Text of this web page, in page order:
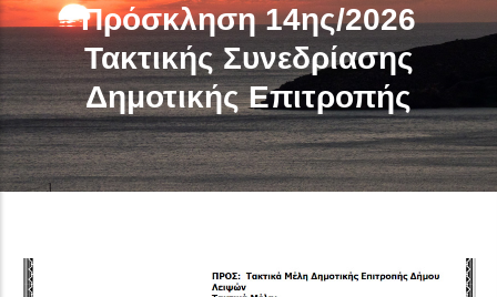
Πρόσκληση 14ης/2026
Τακτικής Συνεδρίασης
Δημοτικής Επιτροπής